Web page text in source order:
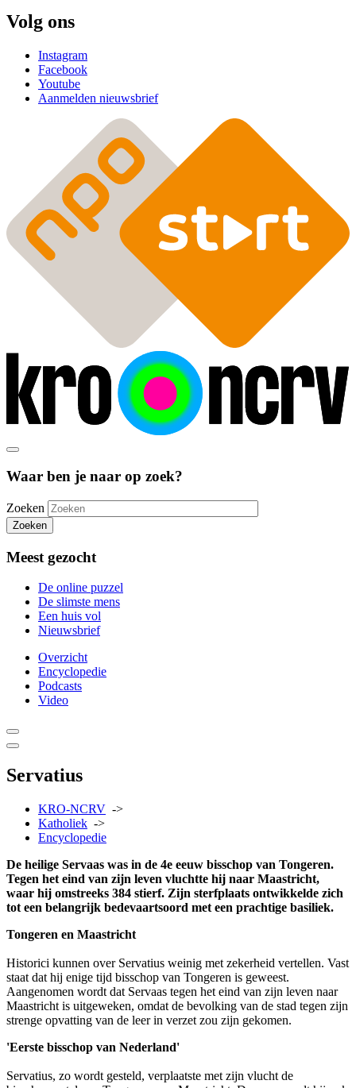
Volg ons
Instagram
Facebook
Youtube
Aanmelden nieuwsbrief
Waar ben je naar op zoek?
Zoeken
Zoeken
Meest gezocht
De online puzzel
De slimste mens
Een huis vol
Nieuwsbrief
Overzicht
Encyclopedie
Podcasts
Video
Servatius
KRO-NCRV ->
Katholiek ->
Encyclopedie
De heilige Servaas was in de 4e eeuw bisschop van Tongeren.
Tegen het eind van zijn leven vluchtte hij naar Maastricht,
waar hij omstreeks 384 stierf. Zijn sterfplaats ontwikkelde zich
tot een belangrijk bedevaartsoord met een prachtige basiliek.
Tongeren en Maastricht
Historici kunnen over Servatius weinig met zekerheid vertellen. Vast
staat dat hij enige tijd bisschop van Tongeren is geweest.
Aangenomen wordt dat Servaas tegen het eind van zijn leven naar
Maastricht is uitgeweken, omdat de bevolking van de stad tegen zijn
strenge opvatting van de leer in verzet zou zijn gekomen.
'Eerste bisschop van Nederland'
Servatius, zo wordt gesteld, verplaatste met zijn vlucht de